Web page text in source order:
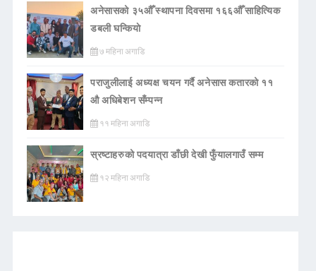
अनेसासको ३५औँ स्थापना दिवसमा १६६औँ साहित्यिक
डबली घन्कियाे
७ महिना अगाडि
पराजुलीलाई अध्यक्ष चयन गर्दै अनेसास कतारको ११
औ अधिबेशन सँम्पन्न
११ महिना अगाडि
स्रष्टाहरुको पदयात्रा डाँछी देखी फुँयालगाउँ सम्म
१२ महिना अगाडि